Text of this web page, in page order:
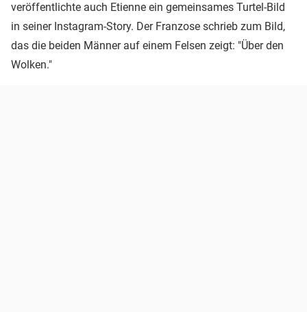
veröffentlichte auch Etienne ein gemeinsames Turtel-Bild
in seiner Instagram-Story. Der Franzose schrieb zum Bild,
das die beiden Männer auf einem Felsen zeigt: "Über den
Wolken."